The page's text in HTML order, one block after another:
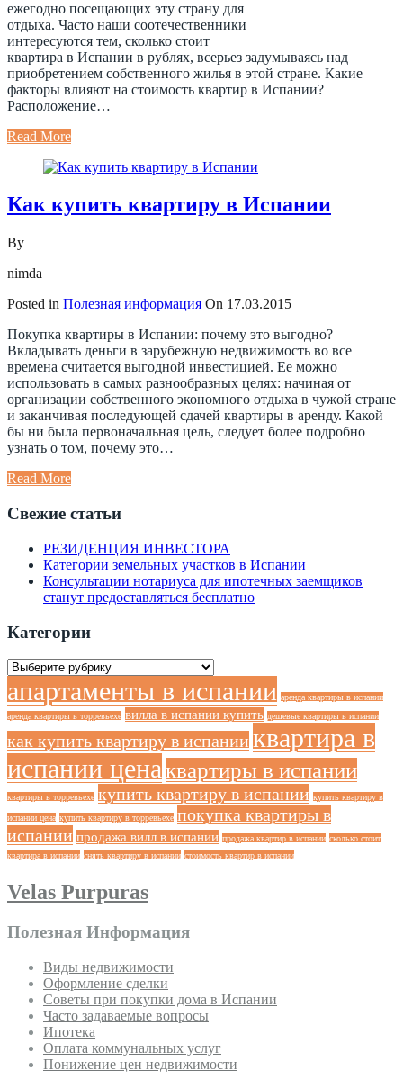
ежегодно посещающих эту страну для
отдыха. Часто наши соотечественники
интересуются тем, сколько стоит
квартира в Испании в рублях, всерьез задумываясь над
приобретением собственного жилья в этой стране. Какие
факторы влияют на стоимость квартир в Испании?
Расположение…
Read More
Как купить квартиру в Испании
By
nimda
Posted in Полезная информация On 17.03.2015
Покупка квартиры в Испании: почему это выгодно?
Вкладывать деньги в зарубежную недвижимость во все
времена считается выгодной инвестицией. Ее можно
использовать в самых разнообразных целях: начиная от
организации собственного экономного отдыха в чужой стране
и заканчивая последующей сдачей квартиры в аренду. Какой
бы ни была первоначальная цель, следует более подробно
узнать о том, почему это…
Read More
Свежие статьи
РЕЗИДЕНЦИЯ ИНВЕСТОРА
Категории земельных участков в Испании
Консультации нотариуса для ипотечных заемщиков
станут предоставляться бесплатно
Категории
Категории
апартаменты в испании аренда квартиры в испании
аренда квартиры в торревьехе вилла в испании купить дешевые квартиры в испании
как купить квартиру в испании квартира в
испании ценаквартиры в испании
квартиры в торревьехе купить квартиру в испании купить квартиру в
испании цена купить квартиру в торревьехе покупка квартиры в
испании продажа вилл в испании продажа квартир в испании сколько стоит
квартира в испании снять квартиру в испании стоимость квартир в испании
Velas Purpuras
Полезная Информация
Виды недвижимости
Оформление сделки
Советы при покупки дома в Испании
Часто задаваемые вопросы
Ипотека
Оплата коммунальных услуг
Понижение цен недвижимости